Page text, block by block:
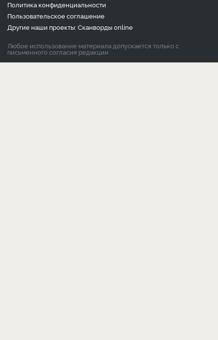
Политика конфиденциальности
Пользовательское соглашение
Другие наши проекты: Сканвордыonline
Любое использование материала допускается только с
письменного согласия редакции